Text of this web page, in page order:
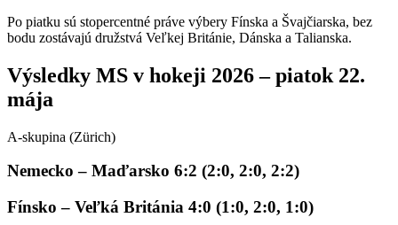
Po piatku sú stopercentné práve výbery Fínska a Švajčiarska, bez
bodu zostávajú družstvá Veľkej Británie, Dánska a Talianska.
Výsledky MS v hokeji 2026 – piatok 22.
mája
A-skupina (Zürich)
Nemecko – Maďarsko 6:2 (2:0, 2:0, 2:2)
Fínsko – Veľká Británia 4:0 (1:0, 2:0, 1:0)